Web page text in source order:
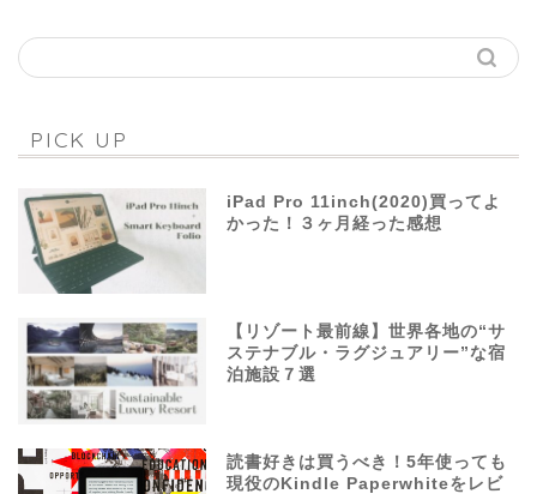
PICK UP
iPad Pro 11inch(2020)買ってよ
かった！３ヶ月経った感想
【リゾート最前線】世界各地の“サ
ステナブル・ラグジュアリー”な宿
泊施設７選
読書好きは買うべき！5年使っても
現役のKindle Paperwhiteをレビ